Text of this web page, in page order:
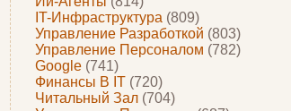
IT-Инфраструктура (809)
Управление Разработкой (803)
Управление Персоналом (782)
Google (741)
Финансы В IT (720)
Читальный Зал (704)